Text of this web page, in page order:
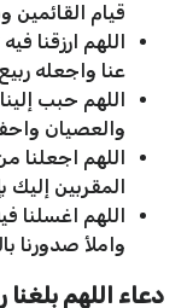
قيام القائمين
اللهم ارزقنا
عنا واجعله
اللهم حبب
والعصيان
اللهم اجعلنا
المقربين إليك
اللهم اغسلنا
واملأ صدورنا
دعاء اللهم